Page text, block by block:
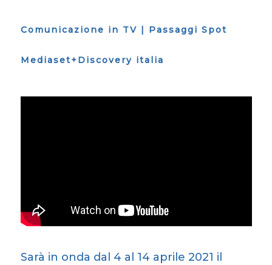
Comunicazione in TV | Passaggi Spot
Mediaset+Discovery italia
Sarà in onda dal 4 al 14 aprile 2021 il